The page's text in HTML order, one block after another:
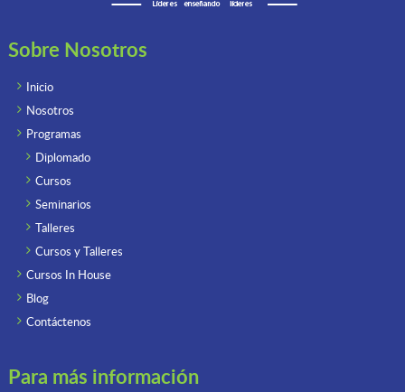
Sobre Nosotros
Inicio
Nosotros
Programas
Diplomado
Cursos
Seminarios
Talleres
Cursos y Talleres
Cursos In House
Blog
Contáctenos
Para más información